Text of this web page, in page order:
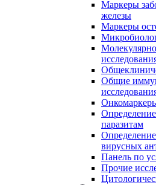
Маркеры
железы
Маркеры
Общие
паразитам
вирусных
Панель по
Прочие